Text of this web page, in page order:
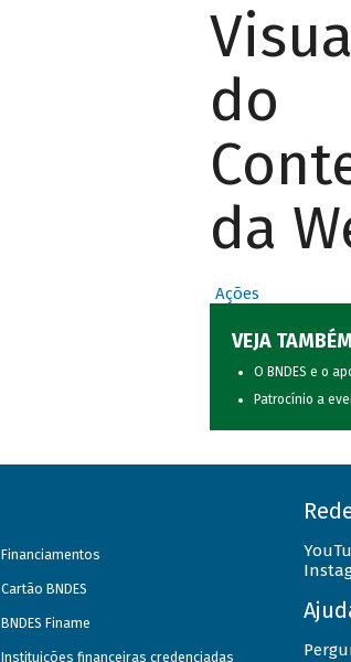
do
da
Ações
VEJA TAMBÉM
O BNDES e o
Patrocínio a
Financiamentos
Cartão BNDES
BNDES Finame
Instituições financeiras credenciadas